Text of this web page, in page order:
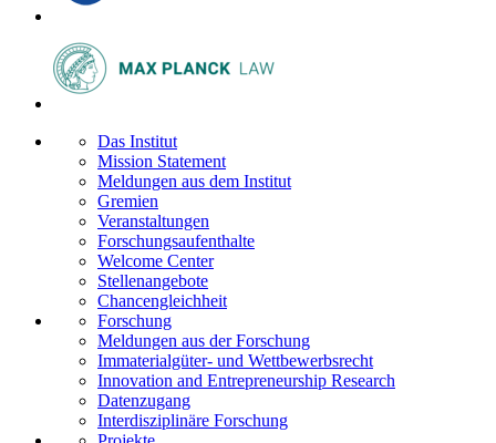
Das Institut
Mission Statement
Meldungen aus dem Institut
Gremien
Veranstaltungen
Forschungsaufenthalte
Welcome Center
Stellenangebote
Chancengleichheit
Forschung
Meldungen aus der Forschung
Immaterialgüter- und Wettbewerbsrecht
Innovation and Entrepreneurship Research
Datenzugang
Interdisziplinäre Forschung